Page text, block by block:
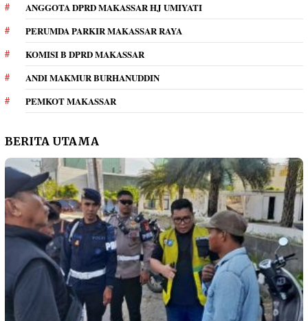
ANGGOTA DPRD MAKASSAR HJ UMIYATI
PERUMDA PARKIR MAKASSAR RAYA
KOMISI B DPRD MAKASSAR
ANDI MAKMUR BURHANUDDIN
PEMKOT MAKASSAR
BERITA UTAMA